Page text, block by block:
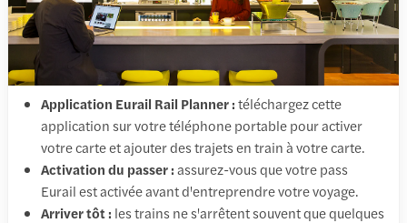
Application Eurail Rail Planner :téléchargez cette
application sur votre téléphone portable pour activer
votre carte et ajouter des trajets en train à votre carte.
Activation du passer :assurez-vous que votre pass
Eurail est activée avant d'entreprendre votre voyage.
Arriver tôt : les trains ne s'arrêtent souvent que quelques